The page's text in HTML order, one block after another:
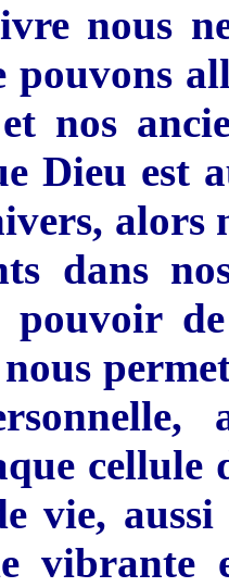
nous
pouvons
nos
Dieu est
alors
dans
cellule
vie,
vibrante